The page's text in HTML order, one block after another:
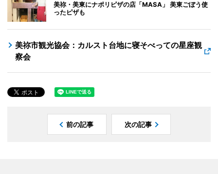
美祢・美東にナポリピザの店「MASA」 美東ごぼう使
ったピザも
美祢市観光協会：カルスト台地に寝そべっての星座観
察会
前の記事 次の記事